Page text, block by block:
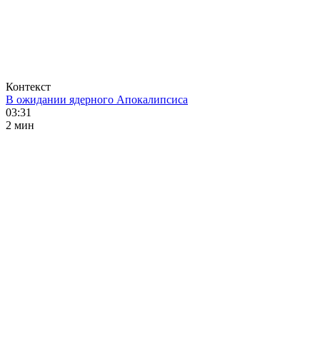
Контекст
В ожидании ядерного Апокалипсиса
03:31
2 мин